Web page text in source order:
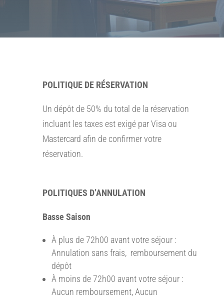
POLITIQUE DE RÉSERVATION
Un dépôt de 50% du total de la réservation
incluant les taxes est exigé par Visa ou
Mastercard afin de confirmer votre
réservation.
POLITIQUES D’ANNULATION
Basse Saison
À plus de 72h00 avant votre séjour :
Annulation sans frais, remboursement du
dépôt
À moins de 72h00 avant votre séjour :
Aucun remboursement, Aucun